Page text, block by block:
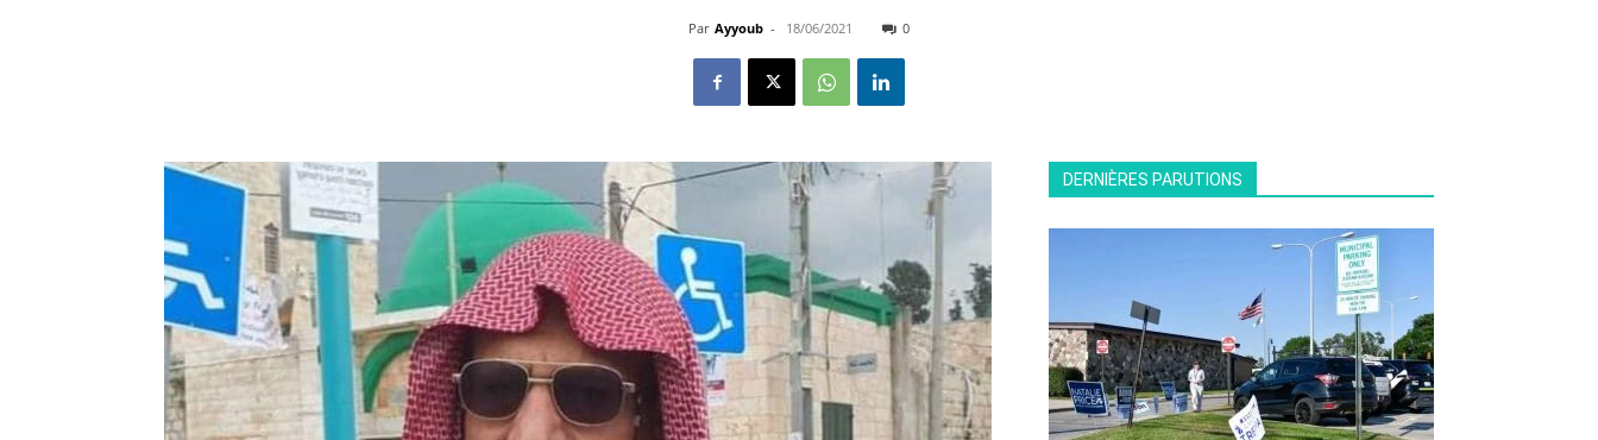
Par Ayyoub - 18/06/2021 0
DERNIÈRES PARUTIONS